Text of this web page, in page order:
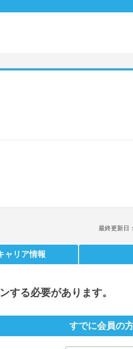
最終更新日
ャリア情報
する必要があります。
すでに会員の